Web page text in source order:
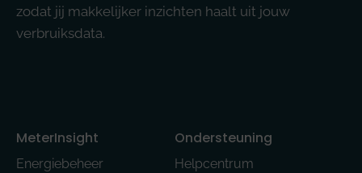
zodat jij makkelijker inzichten haalt uit jouw
verbruiksdata.
MeterInsight
Energiebeheer
Ondersteuning
Helpcentrum